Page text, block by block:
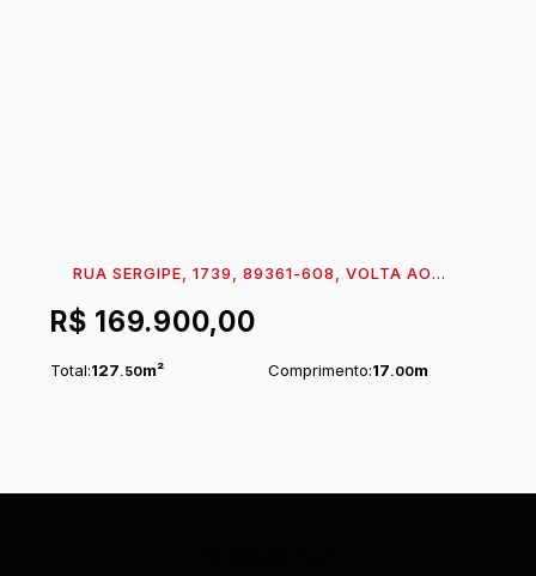
R$ 169.900,00
RUA SERGIPE, 1739, 89361-608, VOLTA AO
Total:127.50m² Comprimento:17.00m